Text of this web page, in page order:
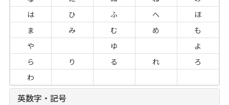
は
ひ ふ へ
ほ
ま
み む め
も
や
ゆ
よ
ら
り る れ
ろ
わ
英数字・記号